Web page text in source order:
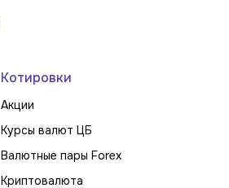
Котировки
Акции
Курсы валют ЦБ
Валютные пары Forex
Криптовалюта